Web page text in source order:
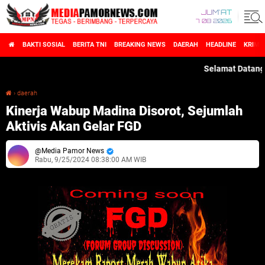
JUM'AT
7 08 2026
BAKTI SOSIAL BERITA TNI BREAKING NEWS DAERAH HEADLINE
Selamat Datang di
› daerah
Kinerja Wabup Madina Disorot, Sejumlah
Aktivis Akan Gelar FGD
Media Pamor News
Rabu, 9/25/2024 08:38:00 AM WIB